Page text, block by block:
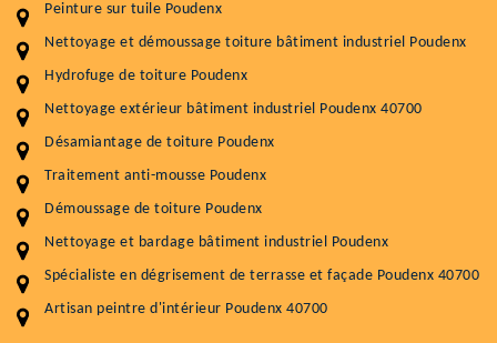
Peinture sur tuile Poudenx
Nettoyage et démoussage toiture bâtiment industriel Poudenx
Hydrofuge de toiture Poudenx
Nettoyage extérieur bâtiment industriel Poudenx 40700
Désamiantage de toiture Poudenx
Traitement anti-mousse Poudenx
Démoussage de toiture Poudenx
Nettoyage et bardage bâtiment industriel Poudenx
Spécialiste en dégrisement de terrasse et façade Poudenx 40700
Artisan peintre d'intérieur Poudenx 40700
Plus de 15 ans d'expérience en couverture et facade
Service
Nettoyageb toiture
Démoussage toiture
Traitement hydrofuge toiture
4 € / m²
5.0 (118avis)
Artisant local recommander